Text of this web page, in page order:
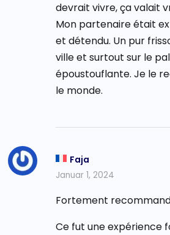
devrait vivre, ça valait
Mon partenaire était
et détendu. Un pur
ville et surtout sur le
époustouflante. Je le
le monde.
Faja
Januar 1, 2024
Fortement
Ce fut une expérience